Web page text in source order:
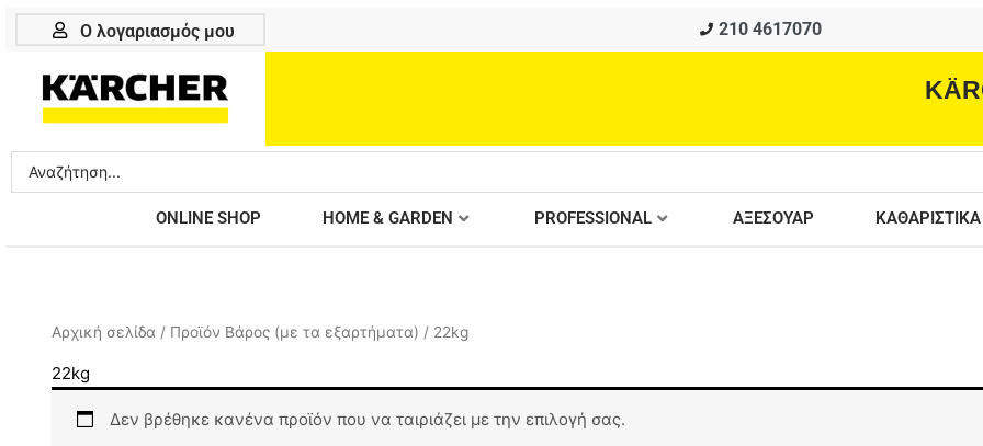
Μετάβαση
Ο λογαριασμός μου 210 4617070
Search
...
ONLINE SHOP HOME & GARDEN PROFESSIONAL ΑΞΕΣΟΥΑΡ ΚΑΘΑΡΙΣΤΙΚΑ
Αρχική σελίδα / Προϊόν Βάρος (με τα εξαρτήματα) / 22kg
22kg
Δεν βρέθηκε κανένα προϊόν που να ταιριάζει με την επιλογή σας.